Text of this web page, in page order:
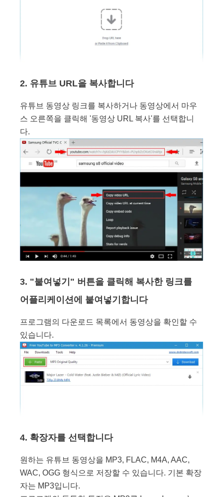
2. 유튜브 URL을 복사합니다
유튜브 동영상 링크를 복사하거나 동영상에서 마우
스 오른쪽을 클릭해 '동영상 URL 복사'를 선택합니
다.
3. "붙여넣기" 버튼을 클릭해 복사한 링크를
어플리케이션에 붙여넣기합니다
프로그램의 다운로드 목록에서 동영상을 확인할 수
있습니다.
4. 확장자를 선택합니다
원하는 유튜브 동영상을 MP3, FLAC, M4A, AAC,
WAC, OGG 형식으로 저장할 수 있습니다. 기본 확장
자는 MP3입니다.